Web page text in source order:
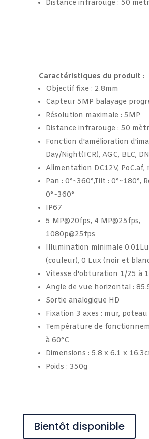
Distance infrarouge : 50
Caractéristiques du produit:
Objectif fixe : 2.8mm
Capteur 5MP balayage
Résolution maximale : 5MP
Distance infrarouge : 50
Fonction d'amélioration
Day/Night(ICR), AGC, BLC,
Alimentation DC12V, PoC.af,
Pan : 0°~360°,Tilt : 0°~180°,
0°~360°
IP67
5 MP@20fps, 4 MP@25fps,
1080p@25fps
Illumination minimale
(couleur), 0 Lux (noir et
Vitesse d'obturation 1/25 à
Angle de vue horizontal :
Sortie analogique HD
Fixation 3 axes : mur,
Température de
à 60°C
Dimensions : 5.8 x 6.1 x
Poids : 350g
Bientôt disponible